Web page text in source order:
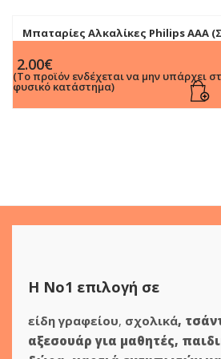
Μπαταρίες Αλκαλίκες Philips ΑΑA
2.00€
(Το προϊόν ενδέχεται να μην υπάρχει
φυσικό κατάστημα)
Η Νο1 επιλογή σε
είδη γραφείου, σχολικά,
αξεσουάρ για μαθητές,